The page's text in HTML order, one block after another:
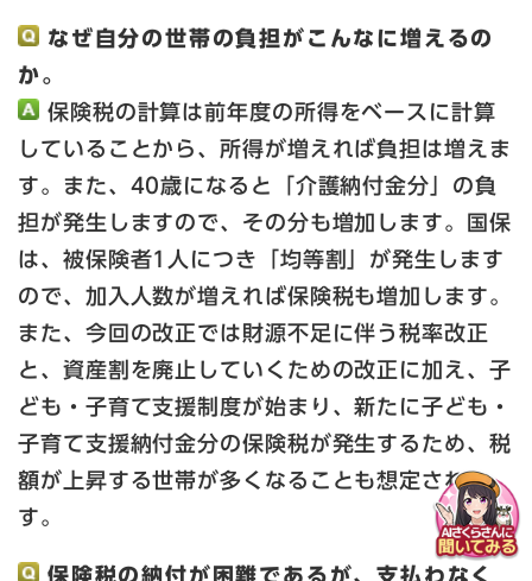
なぜ自分の世帯の負担がこんなに増えるの
か。
保険税の計算は前年度の所得をベースに計算
していることから、所得が増えれば負担は増えま
す。また、40歳になると「介護納付金分」の負
担が発生しますので、その分も増加します。国保
は、被保険者1人につき「均等割」が発生します
ので、加入人数が増えれば保険税も増加します。
また、今回の改正では財源不足に伴う税率改正
と、資産割を廃止していくための改正に加え、子
ども・子育て支援制度が始まり、新たに子ども・
子育て支援納付金分の保険税が発生するため、税
額が上昇する世帯が多くなることも想定されま
す。
保険税の納付が困難であるが、支払わなく